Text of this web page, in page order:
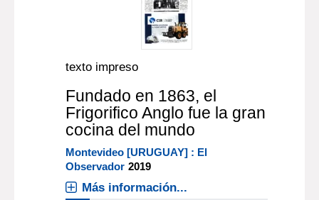
texto impreso
Fundado en 1863, el
Frigorifico Anglo fue la gran
cocina del mundo
Montevideo [URUGUAY] : El
Observador 2019
Más información...